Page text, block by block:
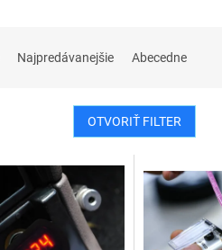
Najpredávanejšie Abecedne
OTVORIŤ FILTER